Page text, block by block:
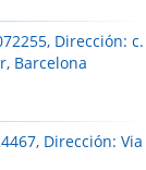
Dirección: c.
Barcelona
Dirección: Via